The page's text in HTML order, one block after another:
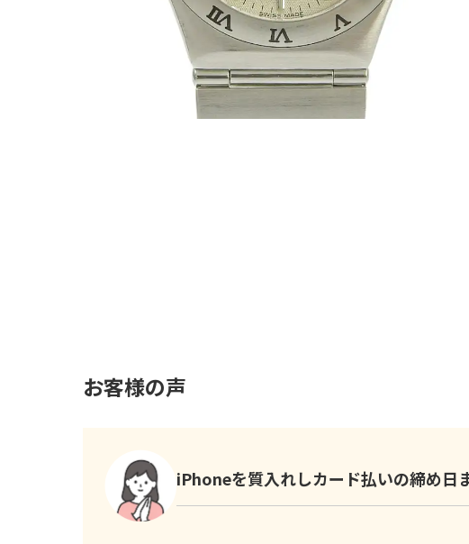
お客様の声
iPhoneを質入れしカード払いの締め日